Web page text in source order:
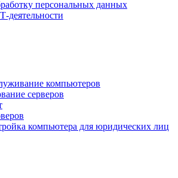
персональных данных
деятельности
компьютеров
серверов
компьютера для юридических лиц